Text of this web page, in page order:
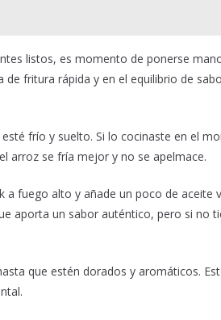
listos, es momento de ponerse
fritura rápida y en el equilibrio de
frío y suelto. Si lo cocinaste en el
arroz se fría mejor y no se apelmace.
a fuego alto y añade un poco de aceite
aporta un sabor auténtico, pero si no
que estén dorados y aromáticos.